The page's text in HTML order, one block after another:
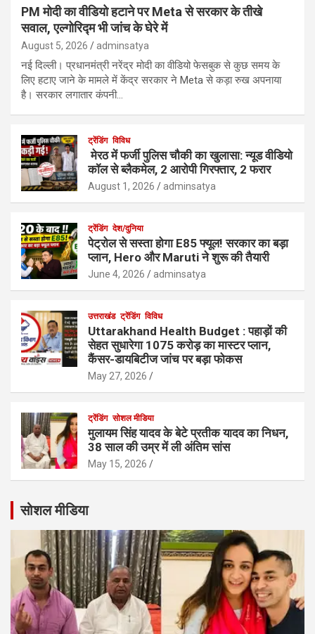
PM मोदी का वीडियो हटाने पर Meta से सरकार के तीखे
सवाल, एल्गोरिद्म भी जांच के घेरे में
August 5, 2026 adminsatya
नई दिल्ली। प्रधानमंत्री नरेंद्र मोदी का वीडियो फेसबुक से कुछ समय के
लिए हटाए जाने के मामले में केंद्र सरकार ने Meta से कड़ा रुख अपनाया
है। सरकार लगातार कंपनी…
ट्रेंडिंग विविध
मेरठ में फर्जी पुलिस चौकी का खुलासा: न्यूड वीडियो
कॉल से ब्लैकमेल, 2 आरोपी गिरफ्तार, 2 फरार
August 1, 2026 adminsatya
ट्रेंडिंग देश/दुनिया
पेट्रोल से सस्ता होगा E85 फ्यूल! सरकार का बड़ा
प्लान, Hero और Maruti ने शुरू की तैयारी
June 4, 2026 adminsatya
उत्तराखंड ट्रेंडिंग विविध
Uttarakhand Health Budget : पहाड़ों की
सेहत सुधारेगा 1075 करोड़ का मास्टर प्लान,
कैंसर-डायबिटीज जांच पर बड़ा फोकस
May 27, 2026
ट्रेंडिंग सोशल मीडिया
मुलायम सिंह यादव के बेटे प्रतीक यादव का निधन,
38 साल की उम्र में ली अंतिम सांस
May 15, 2026
सोशल मीडिया